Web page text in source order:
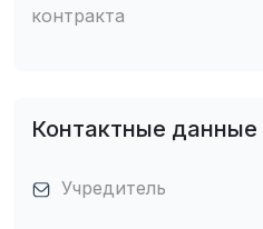
контракта
Контактные данные
Учредитель